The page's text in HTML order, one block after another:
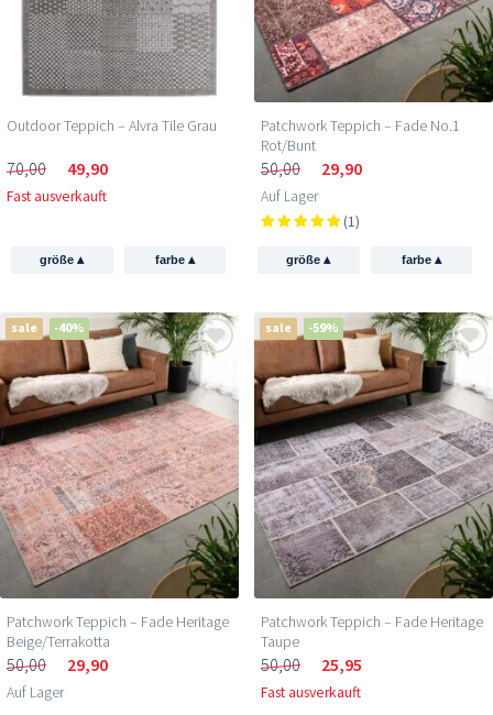
Outdoor Teppich – Alvra Tile Grau
70,00 49,90
Fast ausverkauft
größe▴ farbe ▴
Patchwork Teppich – Fade No.1
Rot/Bunt
50,00 29,90
Auf Lager
(1)
größe▴ farbe ▴
sale -40%
Patchwork Teppich – Fade Heritage
Beige/Terrakotta
50,00 29,90
Auf Lager
sale -59%
Patchwork Teppich – Fade Heritage
Taupe
50,00 25,95
Fast ausverkauft